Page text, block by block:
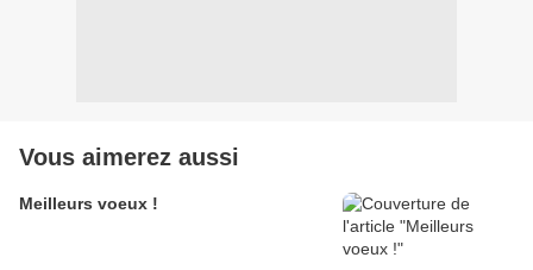
Vous aimerez aussi
Meilleurs voeux !